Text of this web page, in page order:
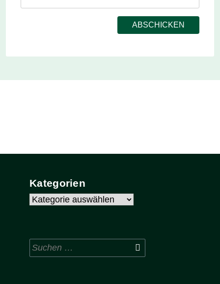
Kategorien
Kategorien
Suchen
nach: